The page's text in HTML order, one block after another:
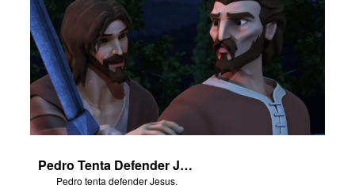
Pedro Tenta Defender Jesus
Pedro tenta defender Jesus.